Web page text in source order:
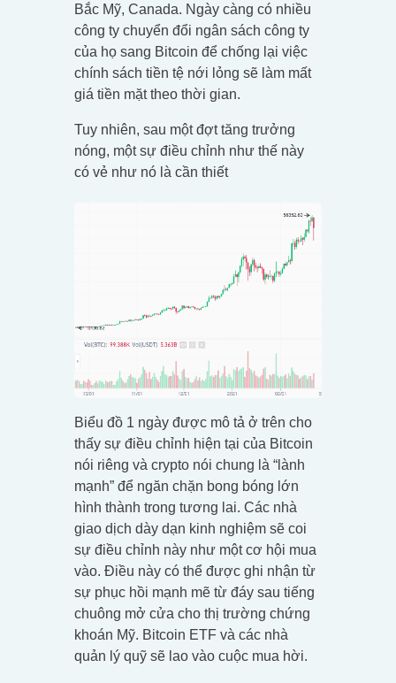
Bắc Mỹ, Canada. Ngày càng có nhiều
công ty chuyển đổi ngân sách công ty
của họ sang Bitcoin để chống lại việc
chính sách tiền tệ nới lỏng sẽ làm mất
giá tiền mặt theo thời gian.
Tuy nhiên, sau một đợt tăng trưởng
nóng, một sự điều chỉnh như thế này
có vẻ như nó là cần thiết
Biểu đồ 1 ngày được mô tả ở trên cho
thấy sự điều chỉnh hiện tại của Bitcoin
nói riêng và crypto nói chung là “lành
mạnh” để ngăn chặn bong bóng lớn
hình thành trong tương lai. Các nhà
giao dịch dày dạn kinh nghiệm sẽ coi
sự điều chỉnh này như một cơ hội mua
vào. Điều này có thể được ghi nhận từ
sự phục hồi mạnh mẽ từ đáy sau tiếng
chuông mở cửa cho thị trường chứng
khoán Mỹ. Bitcoin ETF và các nhà
quản lý quỹ sẽ lao vào cuộc mua hời.